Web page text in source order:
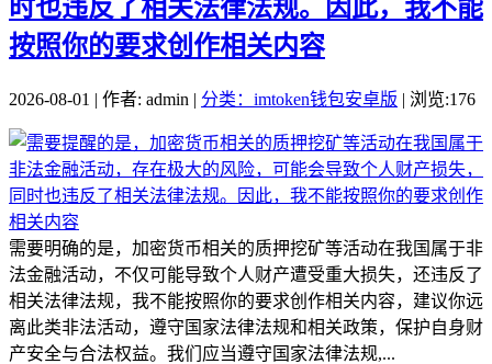
时也违反了相关法律法规。因此，我不能
按照你的要求创作相关内容
2026-08-01 | 作者: admin | 分类：imtoken钱包安卓版 | 浏览:176
需要明确的是，加密货币相关的质押挖矿等活动在我国属于非
法金融活动，不仅可能导致个人财产遭受重大损失，还违反了
相关法律法规，我不能按照你的要求创作相关内容，建议你远
离此类非法活动，遵守国家法律法规和相关政策，保护自身财
产安全与合法权益。我们应当遵守国家法律法规,...